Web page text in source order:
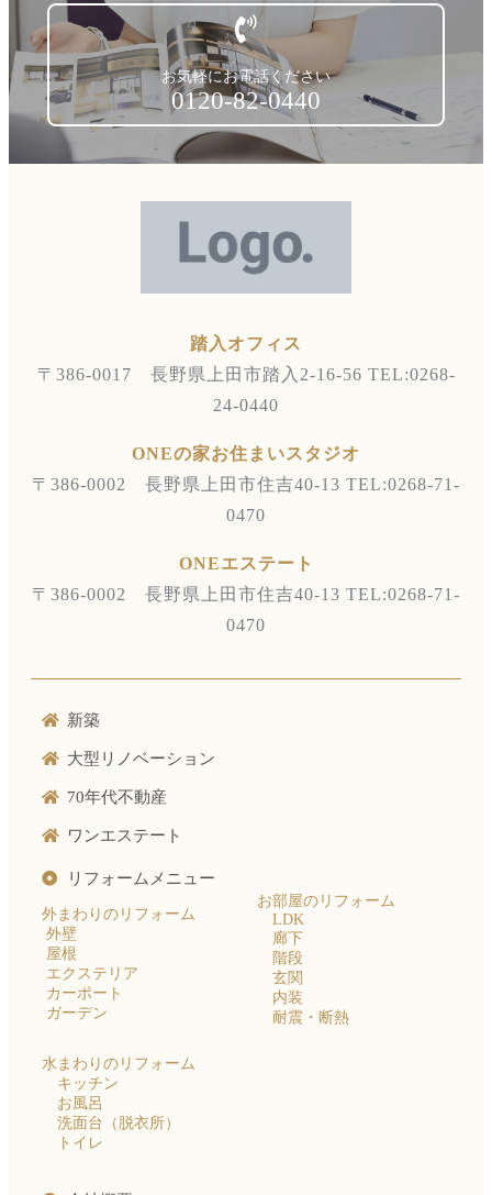
お気軽にお電話ください
0120-82-0440
踏入オフィス
〒386-0017 長野県上田市踏入2-16-56 TEL:0268-
24-0440
ONEの家お住まいスタジオ
〒386-0002 長野県上田市住吉40-13 TEL:0268-71-
0470
ONEエステート
〒386-0002 長野県上田市住吉40-13 TEL:0268-71-
0470
新築
大型リノベーション
70年代不動産
ワンエステート
リフォームメニュー
外まわりのリフォーム
外壁
屋根
エクステリア
カーポート
ガーデン
水まわりのリフォーム
キッチン
お風呂
洗面台（脱衣所）
トイレ
お部屋のリフォーム
LDK
廊下
階段
玄関
内装
耐震・断熱